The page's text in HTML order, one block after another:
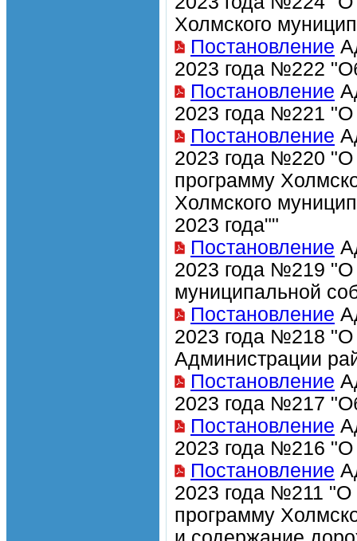
Холмского
Постановление
2023 года №222
Постановление
2023 года №221 "О
Постановление
2023 года №220 "О
программу
Холмского
2023 года""
Постановление
2023 года №219 "О
муниципальной
Постановление
2023 года №218 "О
Администрации
Постановление
2023 года №217
Постановление
2023 года №216
Постановление
2023 года №211 "О
программу